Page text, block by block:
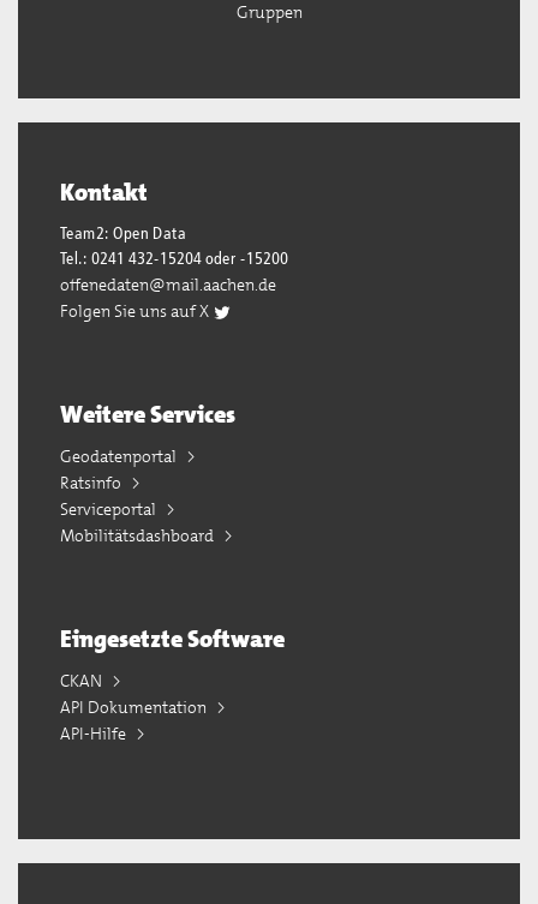
Gruppen
Kontakt
Team2: Open Data
Tel.: 0241 432-15204 oder -15200
offenedaten@mail.aachen.de
Folgen Sie uns auf X
Weitere Services
Geodatenportal
Ratsinfo
Serviceportal
Mobilitätsdashboard
Eingesetzte Software
CKAN
API Dokumentation
API-Hilfe